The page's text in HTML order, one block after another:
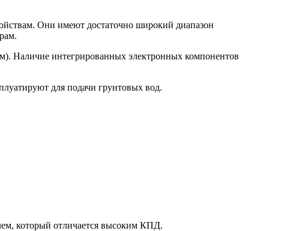
Они имеют достаточно широкий диапазон
Наличие интегрированных электронных компонентов
для подачи грунтовых вод.
который отличается высоким КПД.